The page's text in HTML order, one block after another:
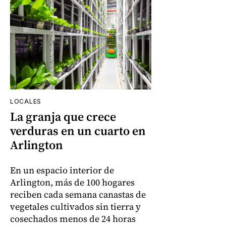
LOCALES
La granja que crece
verduras en un cuarto en
Arlington
En un espacio interior de
Arlington, más de 100 hogares
reciben cada semana canastas de
vegetales cultivados sin tierra y
cosechados menos de 24 horas